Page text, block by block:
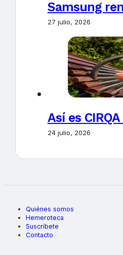
Samsung
27 julio, 2026
Así es
24 julio, 2026
Quiénes somos
Hemeroteca
Suscríbete
Contacto